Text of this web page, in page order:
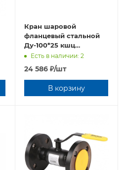
Кран шаровой
фланцевый стальной
Ду-100*25 кшц
(полн.проход) LD,
Россия с редуктором
Есть в наличии: 2
24 586 ₽/шт
В корзину